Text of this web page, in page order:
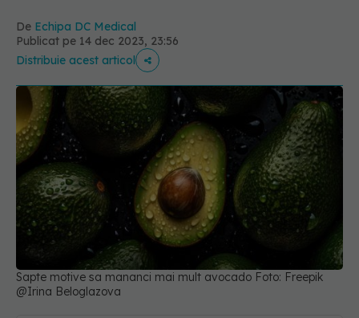
De Echipa DC Medical
Publicat pe 14 dec 2023, 23:56
Distribuie acest articol
Sapte motive sa mananci mai mult avocado Foto: Freepik
@Irina Beloglazova